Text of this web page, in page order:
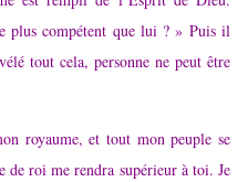
plus compétent que lui ? » Puis il
tout cela, personne ne peut être
royaume, et tout mon peuple se
de roi me rendra supérieur à toi. Je